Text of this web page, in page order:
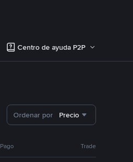
Centro de ayuda P2P
Ordenar por Precio
Pago Trade